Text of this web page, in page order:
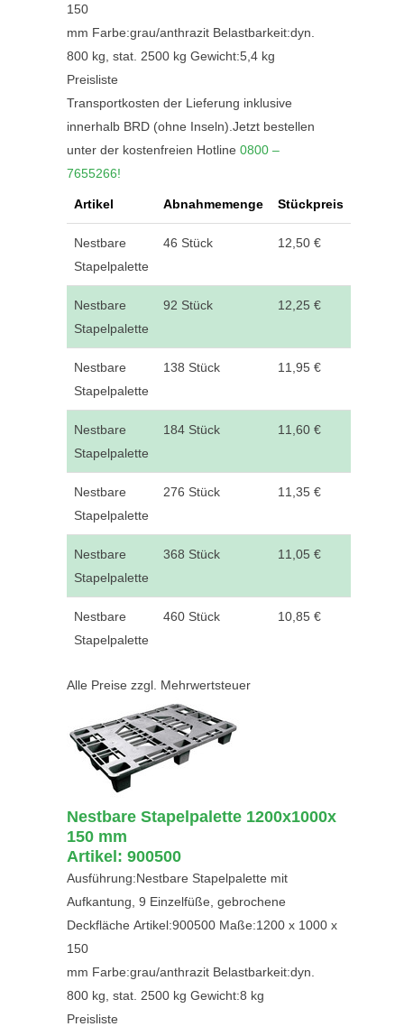
150
mm Farbe:grau/anthrazit Belastbarkeit:dyn.
800 kg, stat. 2500 kg Gewicht:5,4 kg
Preisliste
Transportkosten der Lieferung inklusive
innerhalb BRD (ohne Inseln).Jetzt bestellen
unter der kostenfreien Hotline 0800 –
7655266!
Artikel Abnahmemenge Stückpreis
Nestbare
Stapelpalette
46 Stück 12,50 €
Nestbare
Stapelpalette
92 Stück 12,25 €
Nestbare
Stapelpalette
138 Stück 11,95 €
Nestbare
Stapelpalette
184 Stück 11,60 €
Nestbare
Stapelpalette
276 Stück 11,35 €
Nestbare
Stapelpalette
368 Stück 11,05 €
Nestbare
Stapelpalette
460 Stück 10,85 €
Alle Preise zzgl. Mehrwertsteuer
Nestbare Stapelpalette 1200x1000x
150 mm
Artikel: 900500
Ausführung:Nestbare Stapelpalette mit
Aufkantung, 9 Einzelfüße, gebrochene
Deckfläche Artikel:900500 Maße:1200 x 1000 x
150
mm Farbe:grau/anthrazit Belastbarkeit:dyn.
800 kg, stat. 2500 kg Gewicht:8 kg
Preisliste